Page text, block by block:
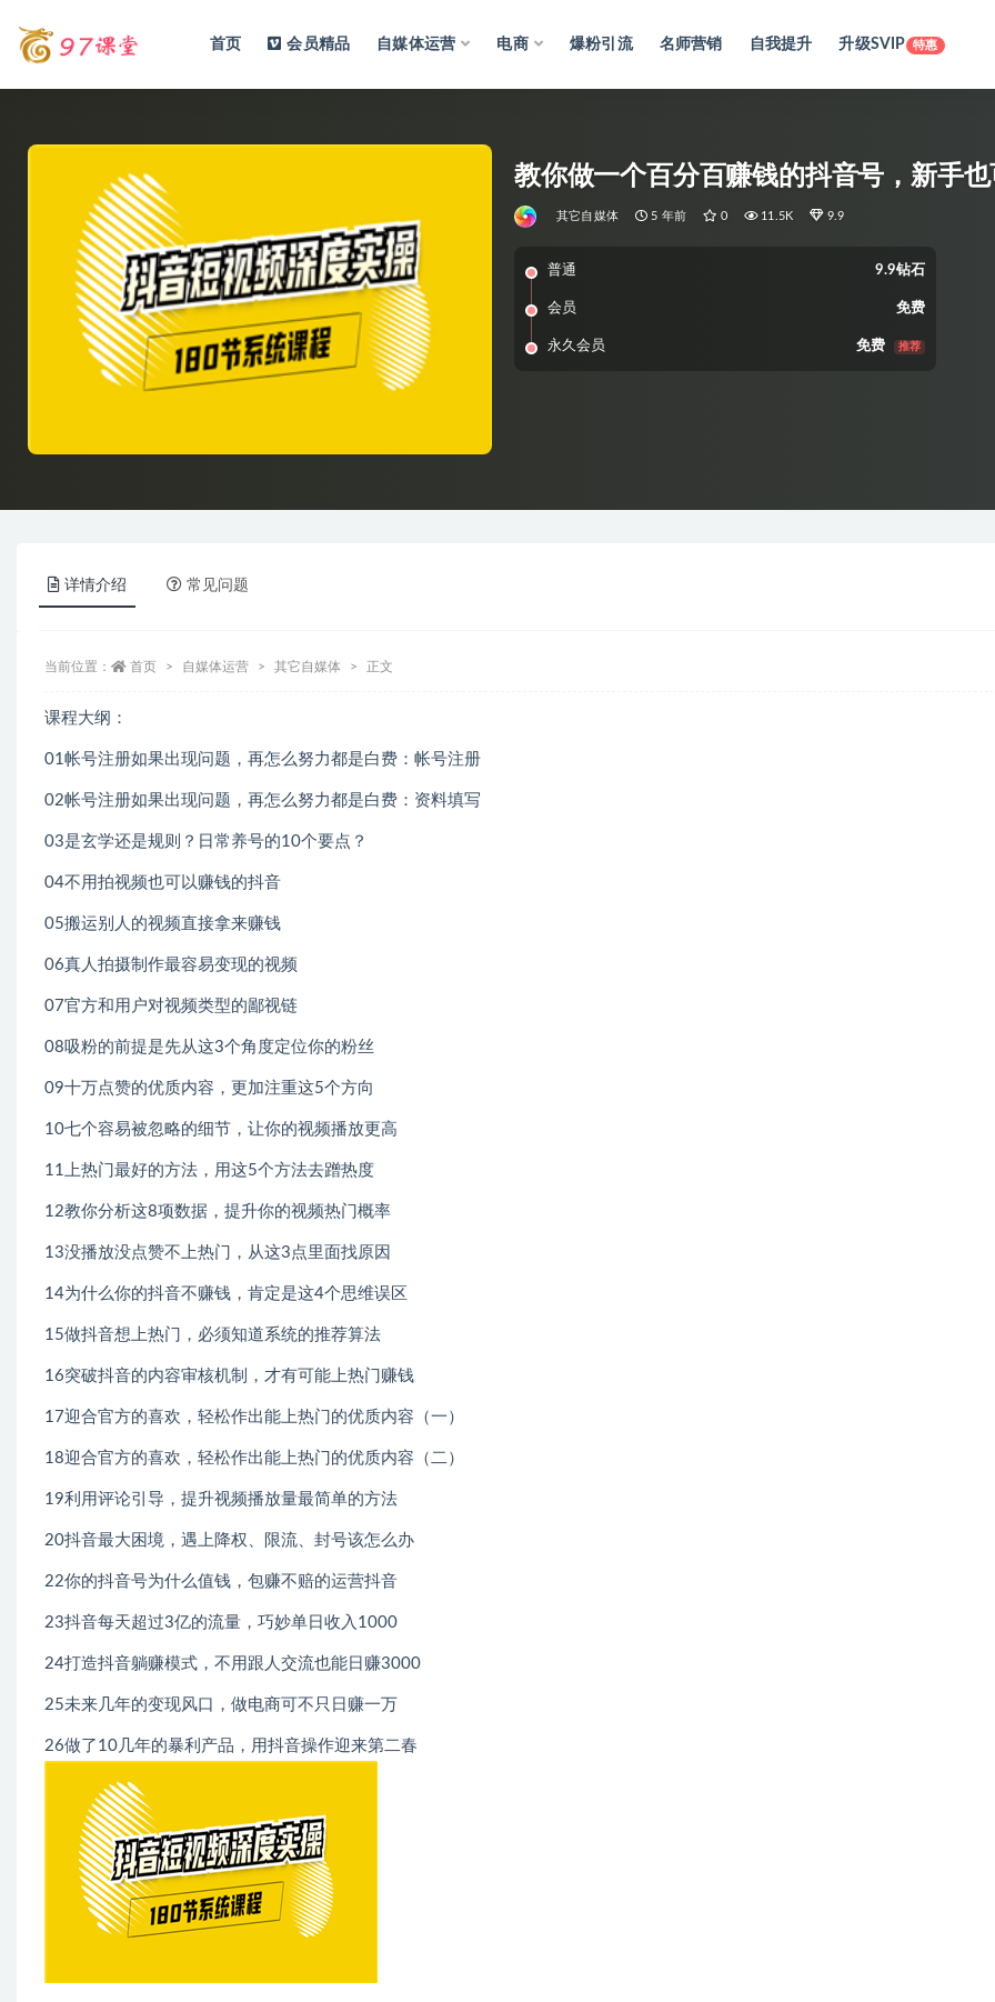
首页 会员精品 自媒体运营 电商 爆粉引流 名师营销 自我提升 升级SVIP 特惠
教你做一个百分百赚钱的抖音号，新手
其它自媒体 5 年前 0 11.5K 9.9
普通 9.9钻石
会员 免费
永久会员 免费 推荐
详情介绍 常见问题
当前位置： 首页 自媒体运营 其它自媒体 正文
课程大纲：
01帐号注册如果出现问题，再怎么努力都是白费：帐号注册
02帐号注册如果出现问题，再怎么努力都是白费：资料填写
03是玄学还是规则？日常养号的10个要点？
04不用拍视频也可以赚钱的抖音
05搬运别人的视频直接拿来赚钱
06真人拍摄制作最容易变现的视频
07官方和用户对视频类型的鄙视链
08吸粉的前提是先从这3个角度定位你的粉丝
09十万点赞的优质内容，更加注重这5个方向
10七个容易被忽略的细节，让你的视频播放更高
11上热门最好的方法，用这5个方法去蹭热度
12教你分析这8项数据，提升你的视频热门概率
13没播放没点赞不上热门，从这3点里面找原因
14为什么你的抖音不赚钱，肯定是这4个思维误区
15做抖音想上热门，必须知道系统的推荐算法
16突破抖音的内容审核机制，才有可能上热门赚钱
17迎合官方的喜欢，轻松作出能上热门的优质内容（一）
18迎合官方的喜欢，轻松作出能上热门的优质内容（二）
19利用评论引导，提升视频播放量最简单的方法
20抖音最大困境，遇上降权、限流、封号该怎么办
22你的抖音号为什么值钱，包赚不赔的运营抖音
23抖音每天超过3亿的流量，巧妙单日收入1000
24打造抖音躺赚模式，不用跟人交流也能日赚3000
25未来几年的变现风口，做电商可不只日赚一万
26做了10几年的暴利产品，用抖音操作迎来第二春